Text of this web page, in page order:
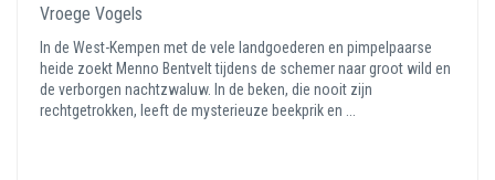
Vroege Vogels
In de West-Kempen met de vele landgoederen en pimpelpaarse
heide zoekt Menno Bentvelt tijdens de schemer naar groot wild en
de verborgen nachtzwaluw. In de beken, die nooit zijn
rechtgetrokken, leeft de mysterieuze beekprik en ...